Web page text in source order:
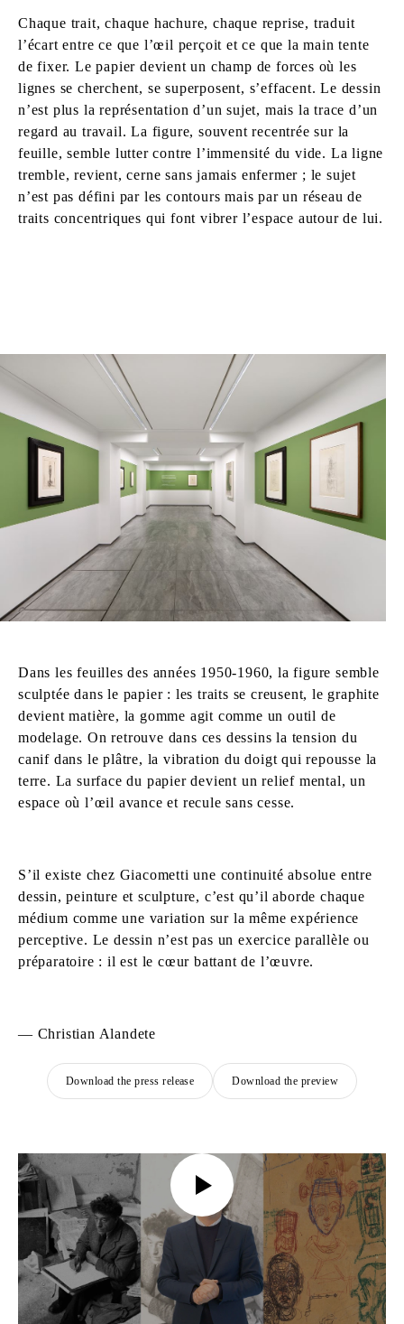
Chaque trait, chaque hachure, chaque reprise, traduit
l’écart entre ce que l’œil perçoit et ce que la main tente
de fixer. Le papier devient un champ de forces où les
lignes se cherchent, se superposent, s’effacent. Le dessin
n’est plus la représentation d’un sujet, mais la trace d’un
regard au travail. La figure, souvent recentrée sur la
feuille, semble lutter contre l’immensité du vide. La ligne
tremble, revient, cerne sans jamais enfermer ; le sujet
n’est pas défini par les contours mais par un réseau de
traits concentriques qui font vibrer l’espace autour de lui.
Dans les feuilles des années 1950-1960, la figure semble
sculptée dans le papier : les traits se creusent, le graphite
devient matière, la gomme agit comme un outil de
modelage. On retrouve dans ces dessins la tension du
canif dans le plâtre, la vibration du doigt qui repousse la
terre. La surface du papier devient un relief mental, un
espace où l’œil avance et recule sans cesse.
S’il existe chez Giacometti une continuité absolue entre
dessin, peinture et sculpture, c’est qu’il aborde chaque
médium comme une variation sur la même expérience
perceptive. Le dessin n’est pas un exercice parallèle ou
préparatoire : il est le cœur battant de l’œuvre.
— Christian Alandete
Download the press release Download the preview